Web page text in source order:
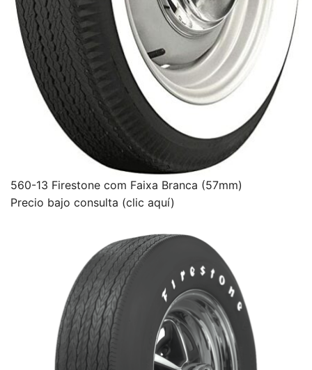
560-13 Firestone com Faixa Branca (57mm)
Precio bajo consulta (clic aquí)